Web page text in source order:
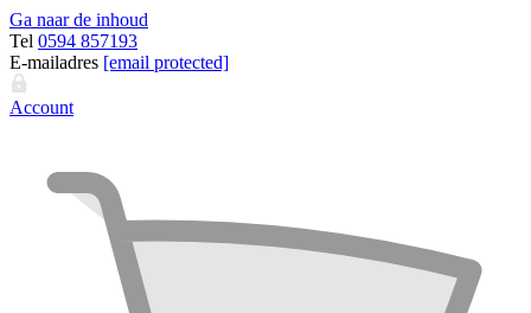
Ga naar de inhoud
Tel 0594 857193
E-mailadres [email protected]
Account